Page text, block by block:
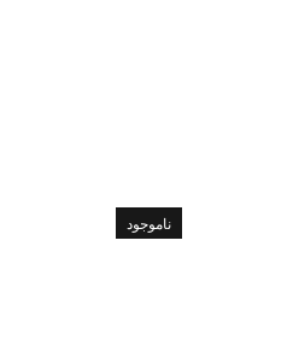
ناموجود